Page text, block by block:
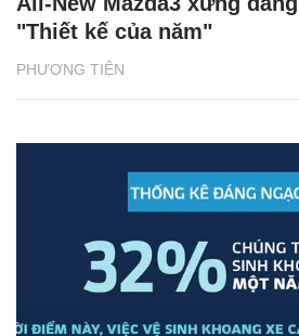
PHƯƠNG TIỆN
"Thiết kế của năm"